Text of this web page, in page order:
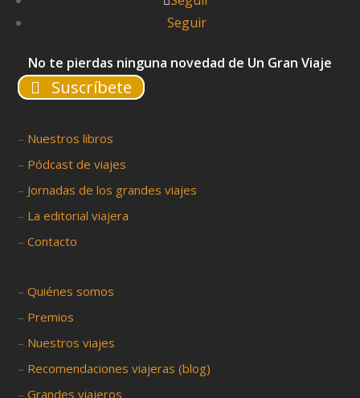
Seguir
No te pierdas ninguna novedad de Un Gran Viaje
Suscríbete
– Nuestros libros
– Pódcast de viajes
– Jornadas de los grandes viajes
– La editorial viajera
–Contacto
–Quiénes somos
– Premios
– Nuestros viajes
– Recomendaciones viajeras (blog)
–Grandes viajeros